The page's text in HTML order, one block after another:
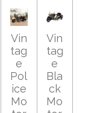
Vin
tag
e
Pol
ice
Mo
Vin
tag
e
Bla
ck
Mo